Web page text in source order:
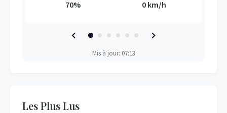
70% 0 km/h
Mis à jour: 07:13
Les Plus Lus